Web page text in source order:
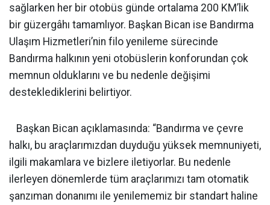
sağlarken her bir otobüs günde ortalama 200 KM’lik
bir güzergâhı tamamlıyor. Başkan Bican ise Bandırma
Ulaşım Hizmetleri’nin filo yenileme sürecinde
Bandırma halkının yeni otobüslerin konforundan çok
memnun olduklarını ve bu nedenle değişimi
desteklediklerini belirtiyor.
Başkan Bican açıklamasında: “Bandırma ve çevre
halkı, bu araçlarımızdan duyduğu yüksek memnuniyeti,
ilgili makamlara ve bizlere iletiyorlar. Bu nedenle
ilerleyen dönemlerde tüm araçlarımızı tam otomatik
şanzıman donanımı ile yenilememiz bir standart haline